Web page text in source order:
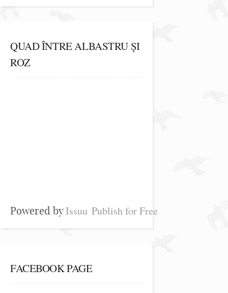
QUAD ÎNTRE ALBASTRU ȘI
ROZ
Powered byIssuu Publish for Free
FACEBOOK PAGE